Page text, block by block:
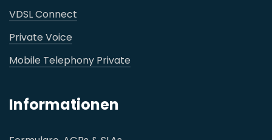
VDSL Connect
Private Voice
Mobile Telephony Private
Informationen